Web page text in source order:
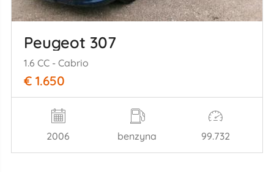
Peugeot 307
1.6 CC - Cabrio
€ 1.650
2006 benzyna 99.732